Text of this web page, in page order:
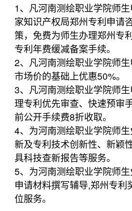
1、凡河南测绘职业学院师
家知识产权局郑州专利申请
策，免费为师生办理郑州专
专利年费缓减备案手续。
2、凡河南测绘职业学院师
市场价的基础上优惠50%。
3、凡河南测绘职业学院师
理专利优先审查、快速预审
前公开手续费8折收取。
4、为河南测绘职业学院师
新及专利技术创新性、新颖
具科技查新报告等服务。
5、为河南测绘职业学院师
申请材料撰写辅导,郑州专利
位服务。